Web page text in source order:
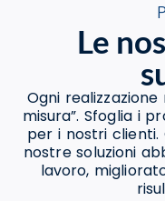
Le
Ogni
misura”. Sfoglia i
per i nostri
nostre soluzioni
lavoro,